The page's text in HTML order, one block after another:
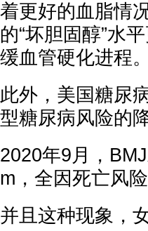
着更好的血脂情
的“坏胆固醇”水
缓血管硬化进程。
此外，美国糖尿
型糖尿病风险的
2020年9月，
m，全因死亡风险
并且这种现象，